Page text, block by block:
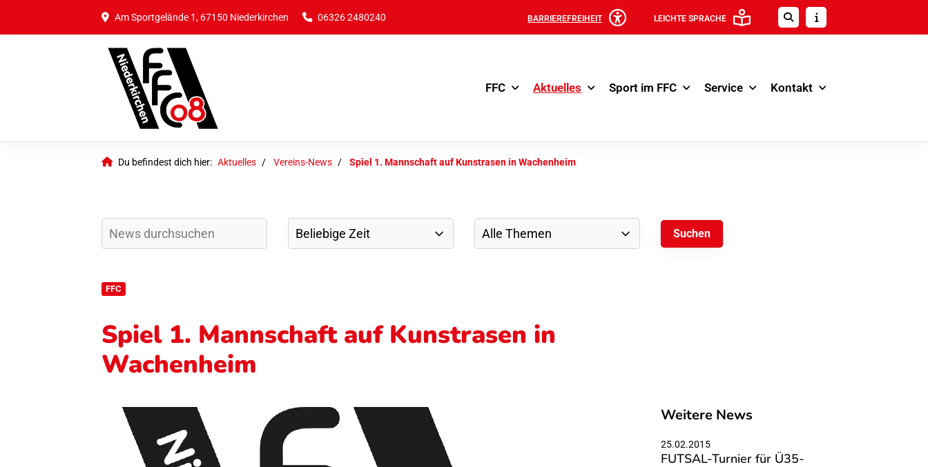
Am Sportgelände 1, 67150 Niederkirchen 06326 2480240 BARRIEREFREIHEIT LEICHTE SPRACHE
FFC Aktuelles Sport im FFC Service Kontakt
Du befindest dich hier: Aktuelles Vereins-News Spiel 1. Mannschaft auf Kunstrasen in Wachenheim
FFC
Spiel 1. Mannschaft auf Kunstrasen in
Wachenheim
Weitere News
25.02.2015
FUTSAL-Turnier für Ü35-